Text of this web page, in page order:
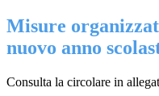
Misure
nuovo anno
Consulta la circolare in